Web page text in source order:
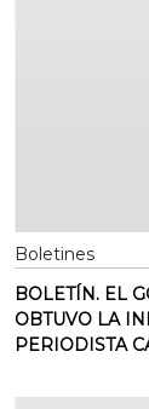
Boletines
BOLETÍN. EL
OBTUVO LA
PERIODISTA